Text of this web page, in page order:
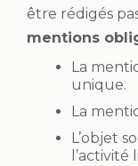
être rédigés
mentions
La
unique.
La
L’objet
l’activité